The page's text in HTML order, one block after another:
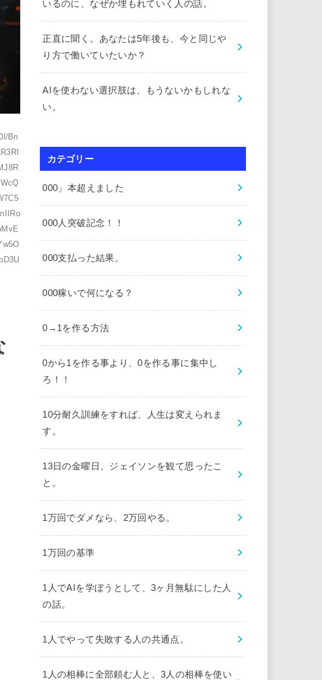
Bn
いるのに、なぜか埋もれていく人の話。
正直に聞く。あなたは5年後も、今と同じや
り方で働いていたいか？
AIを使わない選択肢は、もうないかもしれな
い。
カテゴリー
000」本超えました
000人突破記念！！
000支払った結果。
000稼いで何になる？
0→1を作る方法
0から1を作る事より、0を作る事に集中し
ろ！！
10分耐久訓練をすれば、人生は変えられま
す。
13日の金曜日、ジェイソンを観て思ったこ
と。
1万回でダメなら、2万回やる。
1万回の基準
1人でAIを学ぼうとして、3ヶ月無駄にした人
の話。
1人でやって失敗する人の共通点。
1人の相棒に全部頼む人と、3人の相棒を使い